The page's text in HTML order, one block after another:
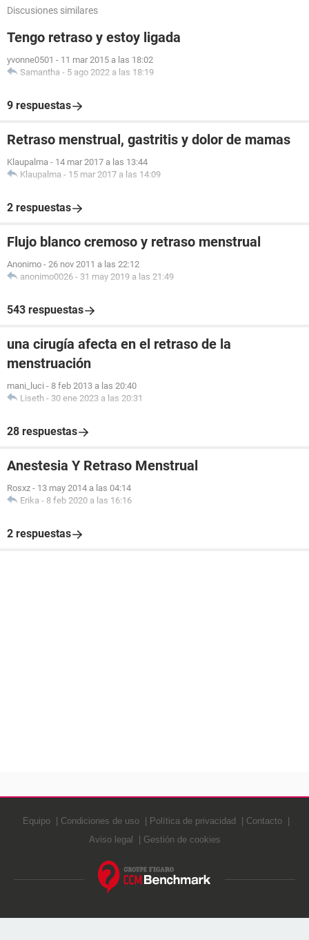
Discusiones similares
Tengo retraso y estoy ligada
yvonne0501 - 11 mar 2015 a las 18:02
Samantha - 5 ago 2022 a las 18:19
9 respuestas
Retraso menstrual, gastritis y dolor de mamas
Klaupalma - 14 mar 2017 a las 13:44
Klaupalma - 15 mar 2017 a las 14:09
2 respuestas
Flujo blanco cremoso y retraso menstrual
Anonimo - 26 nov 2011 a las 22:12
anonimo0026 - 31 may 2019 a las 21:49
543 respuestas
una cirugía afecta en el retraso de la
menstruación
mani_luci - 8 feb 2013 a las 20:40
Liseth - 30 ene 2023 a las 20:31
28 respuestas
Anestesia Y Retraso Menstrual
Rosxz - 13 may 2014 a las 04:14
Erika - 8 feb 2020 a las 16:16
2 respuestas
Equipo Condiciones de uso Política de privacidad
Contacto
Aviso legal
Gestión de cookies